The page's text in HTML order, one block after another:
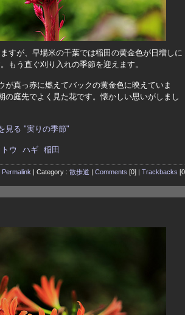
もう直ぐ刈り入れの季節を迎えます。
が真っ赤に燃えてバックの黄金色に映えていま
の庭先でよく見た花です。懐かしい思いがしまし
見る "実りの季節"
ウ ハギ 稲田
Permalink | Category : 散歩道 | Comments [0] | Trackbacks